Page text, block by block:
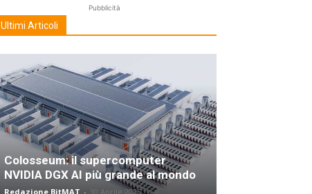
Pubblicità
Ultimi Articoli
Colosseum: il supercomputer
NVIDIA DGX AI più grande al mondo
Redazione BitMAT - 30 Aprile 2025